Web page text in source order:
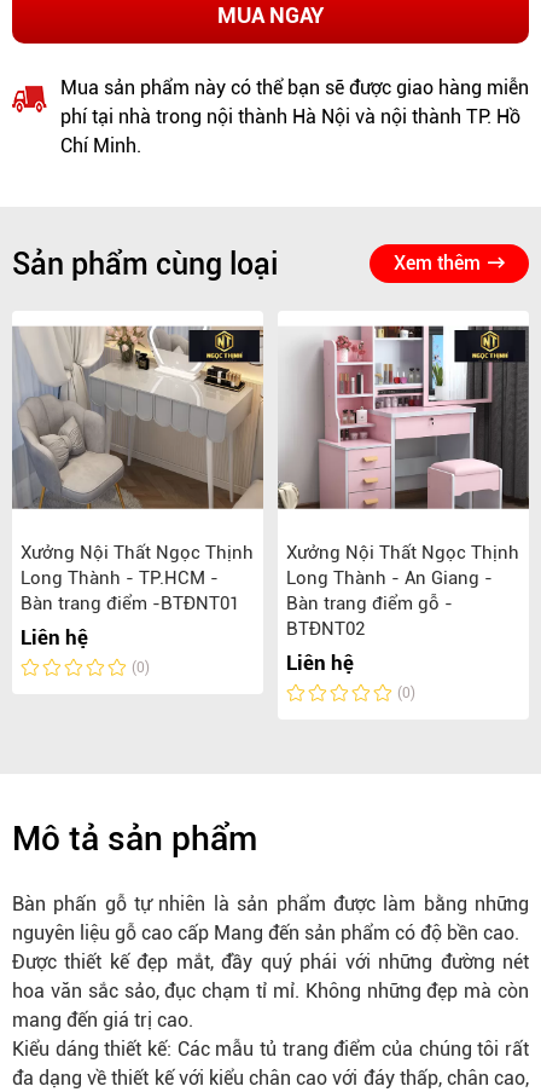
MUA NGAY
Mua sản phẩm này có thể bạn sẽ được giao hàng miễn
phí tại nhà trong nội thành Hà Nội và nội thành TP. Hồ
Chí Minh.
Sản phẩm cùng loại Xem thêm
Xưởng Nội Thất Ngọc Thịnh
Long Thành - TP.HCM -
Bàn trang điểm -BTĐNT01
Liên hệ
(0)
Xưởng Nội Thất Ngọc Thịnh
Long Thành - An Giang -
Bàn trang điểm gỗ -
BTĐNT02
Liên hệ
(0)
Mô tả sản phẩm
Bàn phấn gỗ tự nhiên là sản phẩm được làm bằng những
nguyên liệu gỗ cao cấp Mang đến sản phẩm có độ bền cao.
Được thiết kế đẹp mắt, đầy quý phái với những đường nét
hoa văn sắc sảo, đục chạm tỉ mỉ. Không những đẹp mà còn
mang đến giá trị cao.
Kiểu dáng thiết kế: Các mẫu tủ trang điểm của chúng tôi rất
đa dạng về thiết kế với kiểu chân cao với đáy thấp, chân cao,